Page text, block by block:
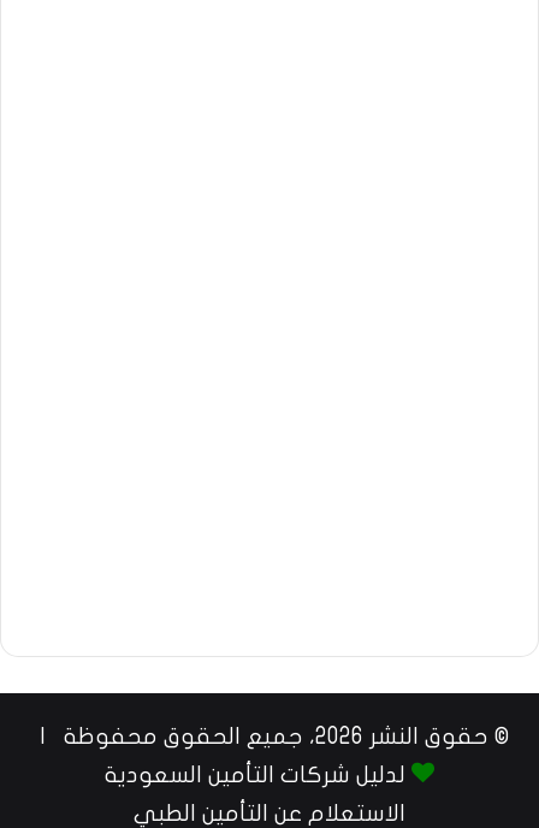
© حقوق النشر 2026، جميع الحقوق محفوظة |
لدليل شركات التأمين السعودية
الاستعلام عن التأمين الطبي